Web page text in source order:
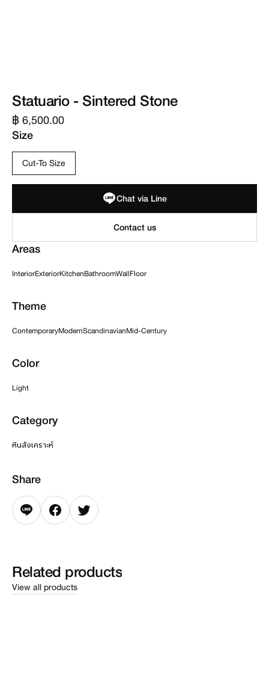
Statuario - Sintered Stone
฿ 6,500.00
Size
Cut-To Size
Chat via Line
Areas
InteriorExteriorKitchenBathroomWallFloor
Theme
ContemporaryModernScandinavianMid-Century
Color
Light
Category
หินสังเคราะห์
Share
Related products
View all products